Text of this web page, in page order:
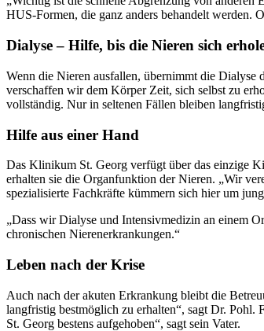
HUS-Formen, die ganz anders behandelt werden.
Dialyse – Hilfe, bis die Nieren sich
Wenn die Nieren ausfallen, übernimmt die Dialyse
verschaffen wir dem Körper Zeit, sich selbst zu
vollständig. Nur in seltenen Fällen bleiben
Hilfe aus einer Hand
Das Klinikum St. Georg verfügt über das einzige
erhalten sie die Organfunktion der Nieren. „Wir
spezialisierte Fachkräfte kümmern sich hier um
„Dass wir Dialyse und Intensivmedizin an einem
chronischen Nierenerkrankungen.“
Leben nach der Krise
Auch nach der akuten Erkrankung bleibt die
langfristig bestmöglich zu erhalten“, sagt Dr.
St. Georg bestens aufgehoben“, sagt sein Vater.